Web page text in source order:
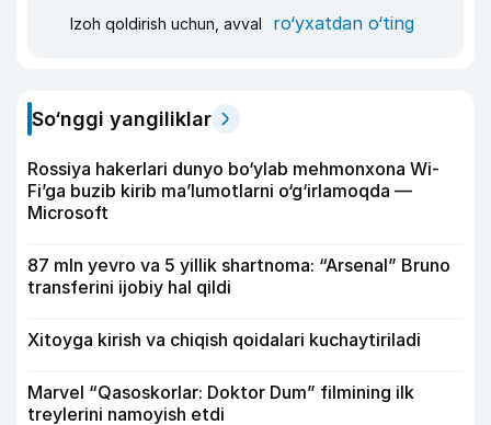
Izoh qoldirish uchun, avval ro‘yxatdan o‘ting
So‘nggi yangiliklar
Rossiya hakerlari dunyo bo‘ylab mehmonxona Wi-
Fi’ga buzib kirib ma’lumotlarni o‘g‘irlamoqda —
Microsoft
87 mln yevro va 5 yillik shartnoma: “Arsenal” Bruno
transferini ijobiy hal qildi
Xitoyga kirish va chiqish qoidalari kuchaytiriladi
Marvel “Qasoskorlar: Doktor Dum” filmining ilk
treylerini namoyish etdi